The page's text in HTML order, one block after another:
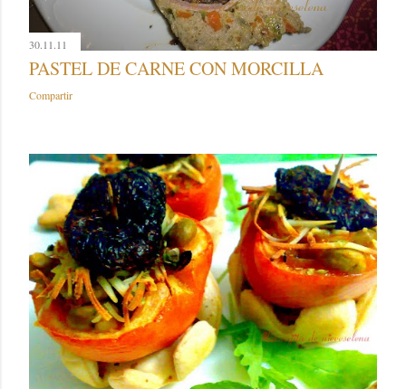
30.11.11
PASTEL DE CARNE CON MORCILLA
Compartir